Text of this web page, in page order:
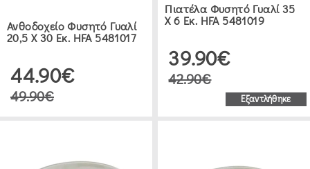
Ανθοδοχείο Φυσητό Γυαλί
20,5 Χ 30 Εκ. HFA 5481017
44.90€
49.90€
Πιατέλα Φυσητό Γυαλί 35
Χ 6 Εκ. HFA 5481019
39.90€
42.90€
Εξαντλήθηκε